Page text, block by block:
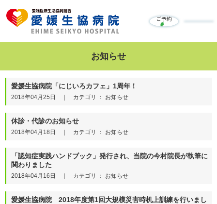
ご予約
お知らせ
愛媛生協病院「にじいろカフェ」1周年！
2018年04月25日 ｜ カテゴリ ： お知らせ
休診・代診のお知らせ
2018年04月18日 ｜ カテゴリ ： お知らせ
「認知症実践ハンドブック」発行され、当院の今村院長が執筆に
関わりました
2018年04月16日 ｜ カテゴリ ： お知らせ
愛媛生協病院 2018年度第1回大規模災害時机上訓練を行いまし